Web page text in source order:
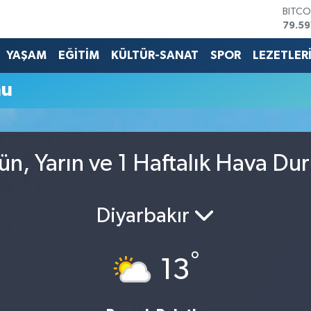
YAŞAM EĞİTİM KÜLTÜR-SANAT SPOR
Yarın ve 1 Haftalık Hava
Diyarbakır
13°